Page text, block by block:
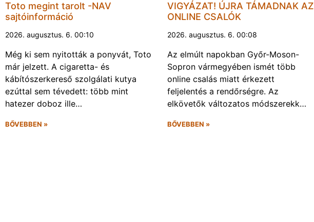
Toto megint tarolt -NAV
sajtóinformáció
2026. augusztus. 6. 00:10
Még ki sem nyitották a ponyvát, Toto
már jelzett. A cigaretta- és
kábítószerkereső szolgálati kutya
ezúttal sem tévedett: több mint
hatezer doboz ille…
BŐVEBBEN »
VIGYÁZAT! ÚJRA TÁMADNAK AZ
ONLINE CSALÓK
2026. augusztus. 6. 00:08
Az elmúlt napokban Győr-Moson-
Sopron vármegyében ismét több
online csalás miatt érkezett
feljelentés a rendőrségre. Az
elkövetők változatos módszerekk…
BŐVEBBEN »